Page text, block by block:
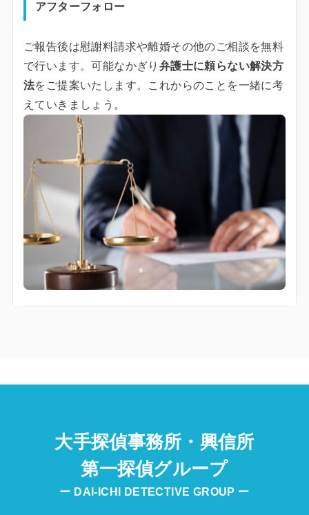
アフターフォロー
ご報告後は慰謝料請求や離婚その他のご相談を無料
で行います。可能なかぎり 弁護士に頼らない解決方
法をご提案いたします。これからのことを一緒に考
えていきましょう。
大手探偵事務所・興信所
第一探偵グループ
ー DAI-ICHI DETECTIVE GROUP ー